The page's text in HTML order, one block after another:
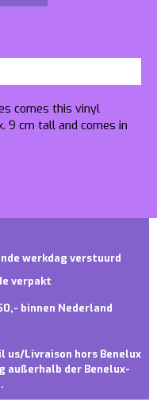
comes this vinyl
9 cm tall and comes in
werkdag verstuurd
verpakt
binnen Nederland
us/Livraison hors Benelux
außerhalb der Benelux-